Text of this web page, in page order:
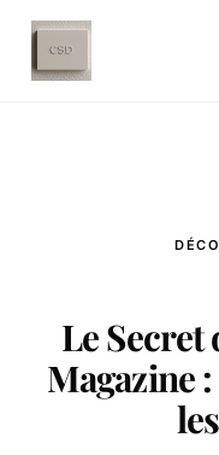
Le Secret
Magazine